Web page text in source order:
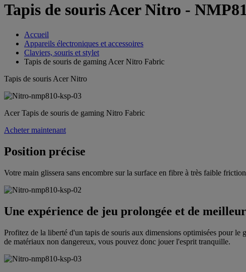
Tapis de souris Acer Nitro -
Accueil
Appareils électroniques et accessoires
Claviers, souris et stylet
Tapis de souris de gaming Acer Nitro Fabric
Tapis de souris Acer Nitro
Acer Tapis de souris de gaming Nitro Fabric
Acheter maintenant
Position précise
Votre main glissera sans encombre sur la surface en fibre à très faible
Une expérience de jeu prolongée et de
Profitez de la liberté d'un tapis de souris aux dimensions optimisées pour le
de matériaux non dangereux, vous pouvez donc jouer l'esprit tranquille.